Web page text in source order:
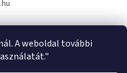
A weboldal további